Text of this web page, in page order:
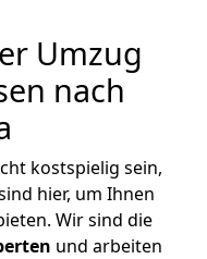
Umzug
nach
kostspielig sein,
hier, um Ihnen
Wir sind die
und arbeiten